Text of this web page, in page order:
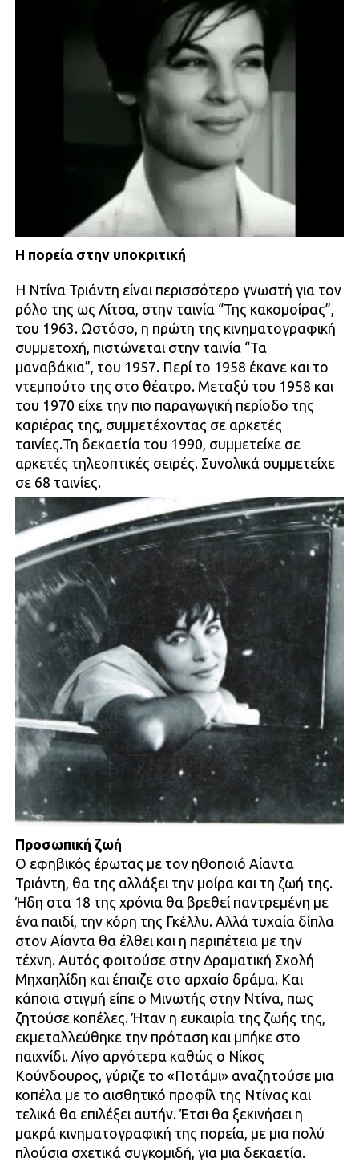
Η πορεία στην υποκριτική
Η Ντίνα Τριάντη είναι περισσότερο γνωστή για τον
ρόλο της ως Λίτσα, στην ταινία “Της κακομοίρας”,
του 1963. Ωστόσο, η πρώτη της κινηματογραφική
συμμετοχή, πιστώνεται στην ταινία “Τα
μαναβάκια”, του 1957. Περί το 1958 έκανε και το
ντεμπούτο της στο θέατρο. Μεταξύ του 1958 και
του 1970 είχε την πιο παραγωγική περίοδο της
καριέρας της, συμμετέχοντας σε αρκετές
ταινίες.Τη δεκαετία του 1990, συμμετείχε σε
αρκετές τηλεοπτικές σειρές. Συνολικά συμμετείχε
σε 68 ταινίες.
Προσωπική ζωή
Ο εφηβικός έρωτας με τον ηθοποιό Αίαντα
Τριάντη, θα της αλλάξει την μοίρα και τη ζωή της.
Ήδη στα 18 της χρόνια θα βρεθεί παντρεμένη με
ένα παιδί, την κόρη της Γκέλλυ. Αλλά τυχαία δίπλα
στον Αίαντα θα έλθει και η περιπέτεια με την
τέχνη. Αυτός φοιτούσε στην Δραματική Σχολή
Μηχαηλίδη και έπαιζε στο αρχαίο δράμα. Και
κάποια στιγμή είπε ο Μινωτής στην Ντίνα, πως
ζητούσε κοπέλες. Ήταν η ευκαιρία της ζωής της,
εκμεταλλεύθηκε την πρόταση και μπήκε στο
παιχνίδι. Λίγο αργότερα καθώς ο Νίκος
Κούνδουρος, γύριζε το «Ποτάμι» αναζητούσε μια
κοπέλα με το αισθητικό προφίλ της Ντίνας και
τελικά θα επιλέξει αυτήν. Έτσι θα ξεκινήσει η
μακρά κινηματογραφική της πορεία, με μια πολύ
πλούσια σχετικά συγκομιδή, για μια δεκαετία.